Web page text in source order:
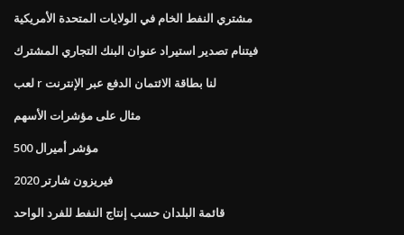
مشتري النفط الخام في الولايات المتحدة الأمريكية
فيتنام تصدير استيراد عنوان البنك التجاري المشترك
لعب r لنا بطاقة الائتمان الدفع عبر الإنترنت
مثال على مؤشرات الأسهم
500 مؤشر أميرال
فيريزون شارتر 2020
قائمة البلدان حسب إنتاج النفط للفرد الواحد